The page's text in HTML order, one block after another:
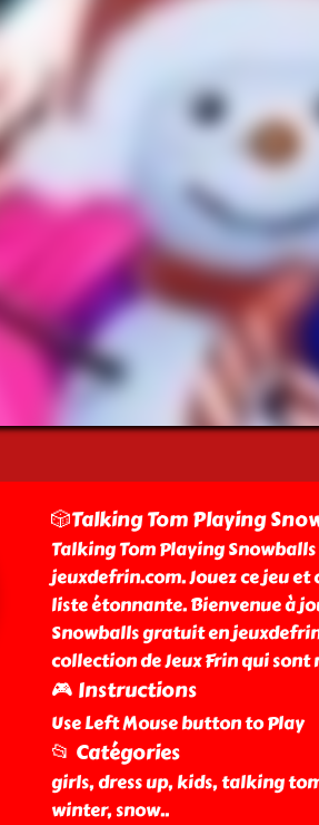
🎲Talking Tom Playing
Talking Tom Playing
jeuxdefrin.com. Jouez ce jeu et
liste étonnante. Bienvenue à
Snowballs gratuit en
collection de Jeux Frin qui sont
🎮 Instructions
Use Left Mouse button to Play
📂 Catégories
girls, dress up, kids, talking
winter, snow..